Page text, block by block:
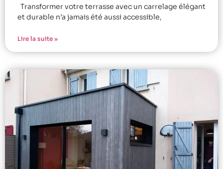
Transformer votre terrasse avec un carrelage élégant
et durable n’a jamais été aussi accessible,
Lire la suite »